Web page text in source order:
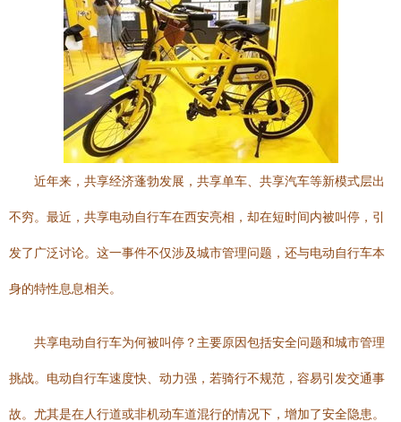
近年来，共享经济蓬勃发展，共享单车、共享汽车等新模式层出
不穷。最近，共享电动自行车在西安亮相，却在短时间内被叫停，引
发了广泛讨论。这一事件不仅涉及城市管理问题，还与电动自行车本
身的特性息息相关。
共享电动自行车为何被叫停？主要原因包括安全问题和城市管理
挑战。电动自行车速度快、动力强，若骑行不规范，容易引发交通事
故。尤其是在人行道或非机动车道混行的情况下，增加了安全隐患。